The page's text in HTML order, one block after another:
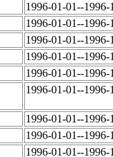
1996-01-01--
1996-01-01--
1996-01-01--
1996-01-01--
1996-01-01--
1996-01-01--
1996-01-01--
1996-01-01--
1996-01-01--